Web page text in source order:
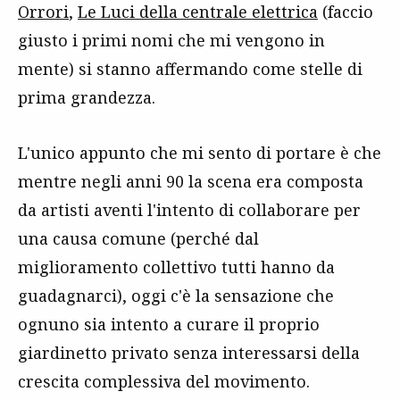
Orrori, Le Luci della centrale elettrica (faccio
giusto i primi nomi che mi vengono in
mente) si stanno affermando come stelle di
prima grandezza.
L'unico appunto che mi sento di portare è che
mentre negli anni 90 la scena era composta
da artisti aventi l'intento di collaborare per
una causa comune (perché dal
miglioramento collettivo tutti hanno da
guadagnarci), oggi c'è la sensazione che
ognuno sia intento a curare il proprio
giardinetto privato senza interessarsi della
crescita complessiva del movimento.